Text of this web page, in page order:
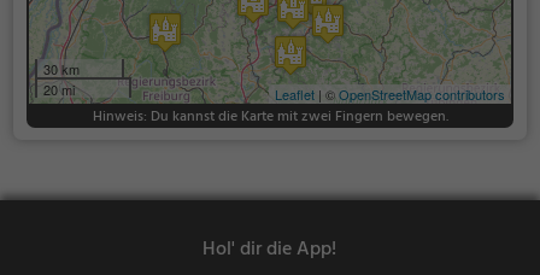
30 km
20 mi
Leaflet | ©OpenStreetMap contributors
Hinweis: Du kannst die Karte mit zwei Fingern bewegen.
Hol' dir die App!